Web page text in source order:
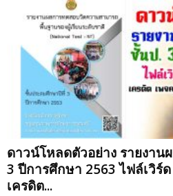
ดาวน์โหลดตัวอย่าง รายงา
3 ปีการศึกษา 2563 ไฟล์เวิร์
เครดิต...